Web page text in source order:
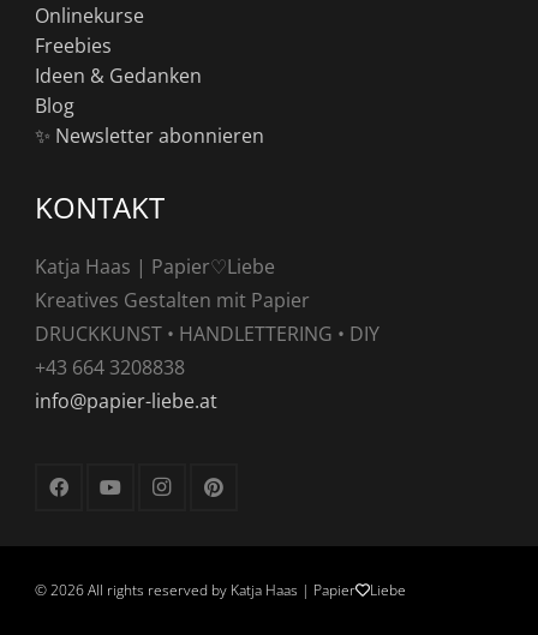
Onlinekurse
Freebies
Ideen & Gedanken
Blog
✨ Newsletter abonnieren
KONTAKT
Katja Haas | Papier♡Liebe
Kreatives Gestalten mit Papier
DRUCKKUNST • HANDLETTERING • DIY
+43 664 3208838
info@papier-liebe.at
©2026 All rights reserved by Katja Haas | Papier Liebe